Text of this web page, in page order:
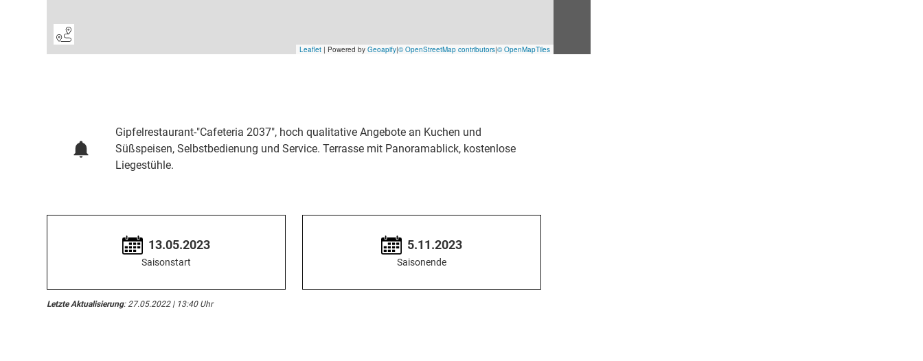
Gipfelrestaurant-"Cafeteria 2037", hoch qualitative Angebote an Kuchen und
Süßspeisen, Selbstbedienung und Service. Terrasse mit Panoramablick, kostenlose
Liegestühle.
13.05.2023
Saisonstart
5.11.2023
Saisonende
Letzte Aktualisierung: 27.05.2022 | 13:40 Uhr